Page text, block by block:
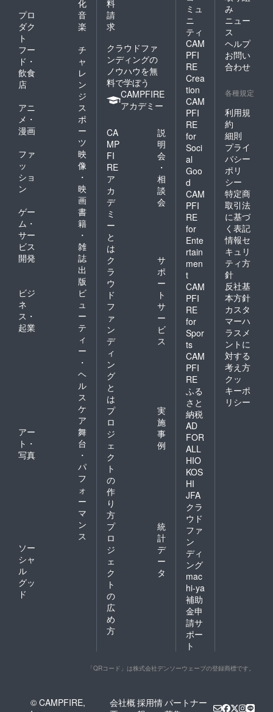
化
プロ
ダク
ト
音
楽
フー
ド・
飲食
店
チ
ャ
レ
ン
ジ
アニ
メ・
漫画
ス
ポ
ー
ツ
ファ
ッ
ショ
ン
映
像
・
映
画
ゲー
ム・
サー
ビス
開発
書
籍
・
雑
誌
出
版
ビジ
ネ
ス・
起業
ビ
ュ
ー
テ
ィ
ー
・
ヘ
ル
ス
ケ
ア
アー
ト・
写真
舞
台
・
パ
フ
ォ
ー
マ
ン
ス
ソー
シャ
ル
グッ
ド
料
請
求
クラウドファ
ンディングの
ノウハウを無
料で学ぼう
CAMPFIRE
アカデミー
CA
MP
FI
RE
ア
カ
デ
ミ
ー
と
は
説
明
会
・
相
談
会
ク
ラ
ウ
ド
フ
ァ
ン
デ
ィ
ン
グ
と
は
サ
ポ
ー
ト
サ
ー
ビ
ス
プ
ロ
ジ
ェ
ク
ト
の
作
り
方
実
施
事
例
プ
ロ
ジ
ェ
ク
ト
の
広
め
方
統
計
デ
ー
タ
ミュ
ニ
ティ
CAM
PFI
RE
Crea
tion
CAM
PFI
RE
for
Soci
al
Goo
d
CAM
PFI
RE
for
Ente
rtain
men
t
CAM
PFI
RE
for
Spor
ts
CAM
PFI
RE
ふる
さと
納税
AD
FOR
ALL
HIO
KOS
HI
JFA
クラ
ウド
ファ
ン
ディ
ング
mac
hi-ya
補助
金申
請サ
ポー
ト
み
ニュー
ス
ヘルプ
お問い
合わせ
各種規定
利用規
約
細則
プライ
バシー
ポリ
シー
特定商
取引法
に基づ
く表記
情報セ
キュリ
ティ方
針
反社基
本方針
カスタ
マーハ
ラスメ
ントに
対する
考え方
クッ
キーポ
リシー
「QRコード」は株式会社デンソーウェーブの登録商標です。
© CAMPFIRE,
会社概採用情パートナー